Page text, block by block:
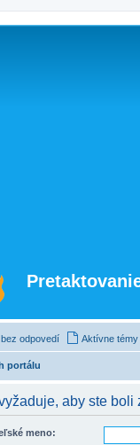
odpovedí Aktívne témy
portálu
aby ste
meno: